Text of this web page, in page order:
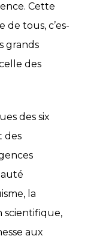
Cette
de tous, c’es-
grands
des
des six
des
la
scientifique,
aux